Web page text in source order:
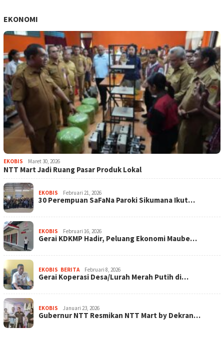
EKONOMI
EKOBIS Maret 30, 2026
NTT Mart Jadi Ruang Pasar Produk Lokal
EKOBIS Februari 21, 2026
30 Perempuan SaFaNa Paroki Sikumana Ikut…
EKOBIS Februari 16, 2026
Gerai KDKMP Hadir, Peluang Ekonomi Maube…
EKOBIS BERITA Februari 8, 2026
Gerai Koperasi Desa/Lurah Merah Putih di…
EKOBIS Januari 23, 2026
Gubernur NTT Resmikan NTT Mart by Dekran…